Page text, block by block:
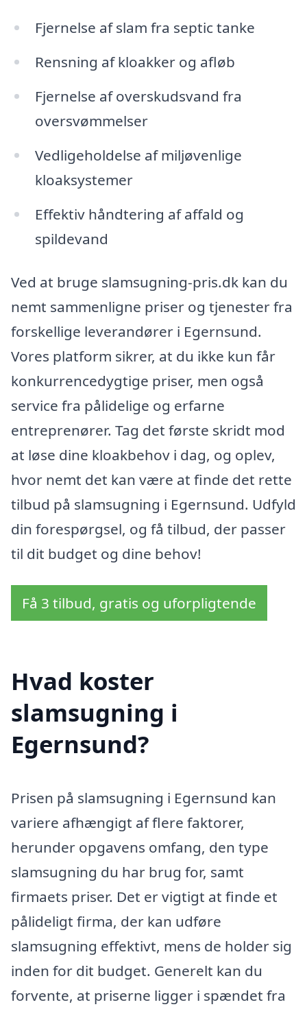
Fjernelse af slam fra septic tanke
Rensning af kloakker og afløb
Fjernelse af overskudsvand fra
oversvømmelser
Vedligeholdelse af miljøvenlige
kloaksystemer
Effektiv håndtering af affald og
spildevand
Ved at bruge slamsugning-pris.dk kan du
nemt sammenligne priser og tjenester fra
forskellige leverandører i Egernsund.
Vores platform sikrer, at du ikke kun får
konkurrencedygtige priser, men også
service fra pålidelige og erfarne
entreprenører. Tag det første skridt mod
at løse dine kloakbehov i dag, og oplev,
hvor nemt det kan være at finde det rette
tilbud på slamsugning i Egernsund. Udfyld
din forespørgsel, og få tilbud, der passer
til dit budget og dine behov!
Få 3 tilbud, gratis og uforpligtende
Hvad koster
slamsugning i
Egernsund?
Prisen på slamsugning i Egernsund kan
variere afhængigt af flere faktorer,
herunder opgavens omfang, den type
slamsugning du har brug for, samt
firmaets priser. Det er vigtigt at finde et
pålideligt firma, der kan udføre
slamsugning effektivt, mens de holder sig
inden for dit budget. Generelt kan du
forvente, at priserne ligger i spændet fra